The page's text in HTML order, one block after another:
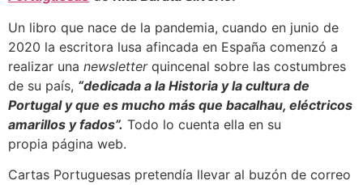
Un libro que nace de la pandemia, cuando en junio de
2020 la escritora lusa afincada en España comenzó a
realizar una newsletterquincenal sobre las costumbres
de su país, “dedicada a la Historia y la cultura de
Portugal y que es mucho más que bacalhau, eléctricos
amarillos y fados”. Todo lo cuenta ella en su
propia página web.
Cartas Portuguesas pretendía llevar al buzón de correo